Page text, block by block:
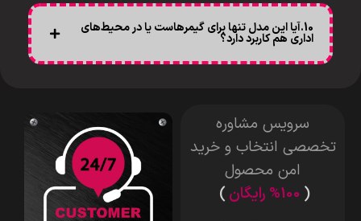
10.آیا این مدل تنها برای گیمرهاست یا در محیط‌های
اداری هم کاربرد دارد؟
سرویس مشاوره
تخصصی انتخاب و خرید
امن محصول
( %100 رایگان )